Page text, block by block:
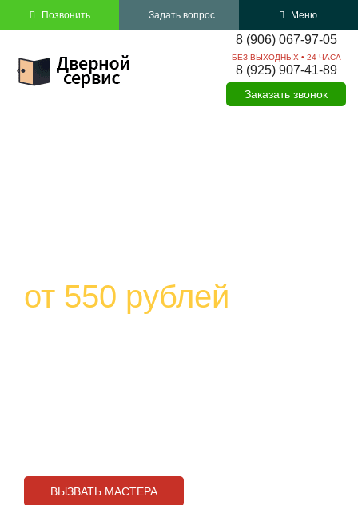
Позвонить Задать вопрос Меню
8 (906) 067-97-05
БЕЗ ВЫХОДНЫХ • 24 ЧАСА
8 (925) 907-41-89
Заказать звонок
от 550 рублей
ВЫЗВАТЬ МАСТЕРА